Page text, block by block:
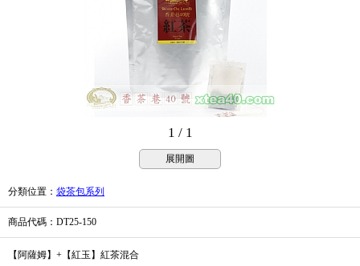
1 / 1
展開圖
分類位置 ： 袋茶包系列
商品代碼 ：DT25-150
【阿薩姆】+【紅玉】紅茶混合